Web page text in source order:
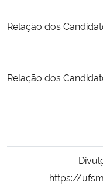
Ministério de Minas e Energia
Ministério do
Controladoria-Geral da União
Relação dos
Relação dos
https://